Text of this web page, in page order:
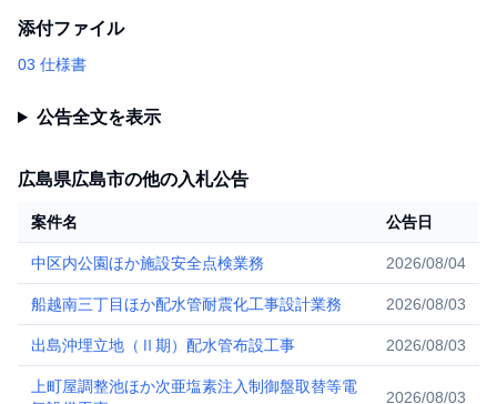
添付ファイル
03 仕様書
公告全文を表示
広島県広島市の他の入札公告
案件名 公告日
中区内公園ほか施設安全点検業務 2026/08/04
船越南三丁目ほか配水管耐震化工事設計業務 2026/08/03
出島沖埋立地（Ⅱ期）配水管布設工事 2026/08/03
上町屋調整池ほか次亜塩素注入制御盤取替等電
2026/08/03